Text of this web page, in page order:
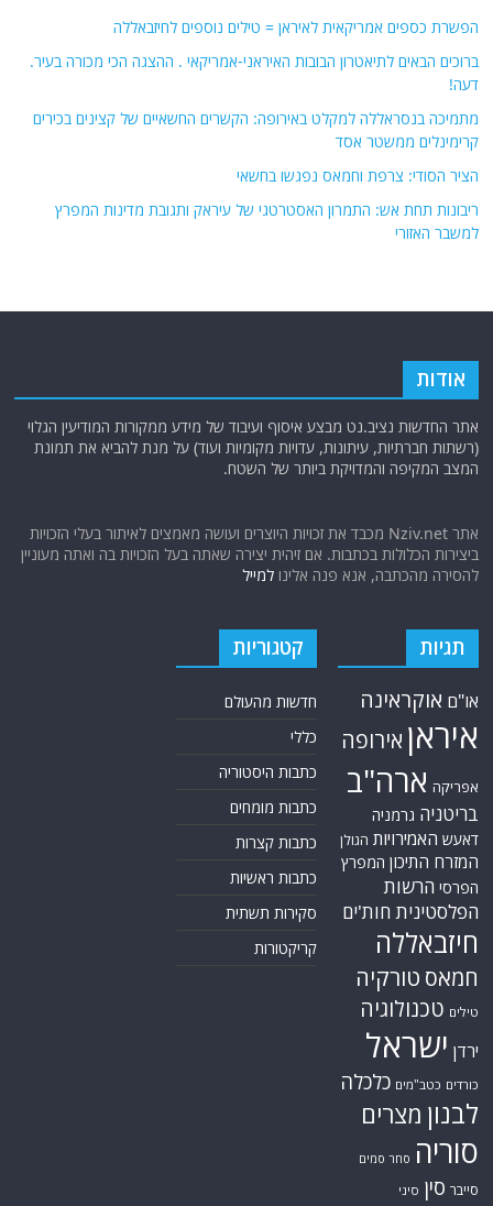
הפשרת כספים אמריקאית לאיראן = טילים נוספים לחיזבאללה
ברוכים הבאים לתיאטרון הבובות האיראני-אמריקאי . ההצגה הכי מכורה בעיר.
דעה!
מתמיכה בנסראללה למקלט באירופה: הקשרים החשאיים של קצינים בכירים
קרימינלים ממשטר אסד
הציר הסודי: צרפת וחמאס נפגשו בחשאי
ריבונות תחת אש: התמרון האסטרטגי של עיראק ותגובת מדינות המפרץ
למשבר האזורי
אודות
אתר החדשות נציב.נט מבצע איסוף ועיבוד של מידע ממקורות המודיעין הגלוי
(רשתות חברתיות, עיתונות, עדויות מקומיות ועוד) על מנת להביא את תמונת
המצב המקיפה והמדויקת ביותר של השטח.
אתר Nziv.net מכבד את זכויות היוצרים ועושה מאמצים לאיתור בעלי הזכויות
ביצירות הכלולות בכתבות. אם זיהית יצירה שאתה בעל הזכויות בה ואתה מעוניין
להסירה מהכתבה, אנא פנה אלינולמייל
תגיות
או"ם אוקראינה
איראן אירופה
אפריקה ארה"ב
בריטניה גרמניה
דאעש האמירויות הגולן
המזרח התיכון המפרץ
הפרסי הרשות
הפלסטינית חות'ים
חיזבאללה
חמאס טורקיה
טילים טכנולוגיה
ירדן ישראל
כורדים כטב"מים כלכלה
לבנון מצרים
סוריה סחר סמים
סייבר סין סיני
קטגוריות
חדשות מהעולם
כללי
כתבות היסטוריה
כתבות מומחים
כתבות קצרות
כתבות ראשיות
סקירות תשתית
קריקטורות